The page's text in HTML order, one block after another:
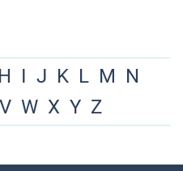
H I J K L M N
V W X Y Z